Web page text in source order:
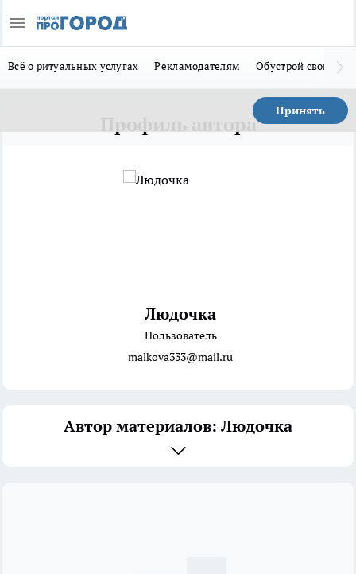
Всё о ритуальных услугах Рекламодателям Обустрой свой дом
Принять
Профиль автора
Людочка
Пользователь
malkova333@mail.ru
Автор материалов: Людочка